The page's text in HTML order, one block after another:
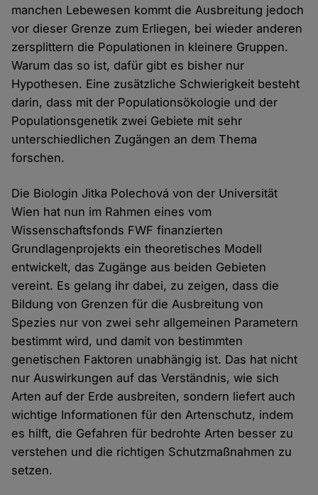
manchen Lebewesen kommt die Ausbreitung jedoch
vor dieser Grenze zum Erliegen, bei wieder anderen
zersplittern die Populationen in kleinere Gruppen.
Warum das so ist, dafür gibt es bisher nur
Hypothesen. Eine zusätzliche Schwierigkeit besteht
darin, dass mit der Populationsökologie und der
Populationsgenetik zwei Gebiete mit sehr
unterschiedlichen Zugängen an dem Thema
forschen.
Die Biologin Jitka Polechová von der Universität
Wien hat nun im Rahmen eines vom
Wissenschaftsfonds FWF finanzierten
Grundlagenprojekts ein theoretisches Modell
entwickelt, das Zugänge aus beiden Gebieten
vereint. Es gelang ihr dabei, zu zeigen, dass die
Bildung von Grenzen für die Ausbreitung von
Spezies nur von zwei sehr allgemeinen Parametern
bestimmt wird, und damit von bestimmten
genetischen Faktoren unabhängig ist. Das hat nicht
nur Auswirkungen auf das Verständnis, wie sich
Arten auf der Erde ausbreiten, sondern liefert auch
wichtige Informationen für den Artenschutz, indem
es hilft, die Gefahren für bedrohte Arten besser zu
verstehen und die richtigen Schutzmaßnahmen zu
setzen.